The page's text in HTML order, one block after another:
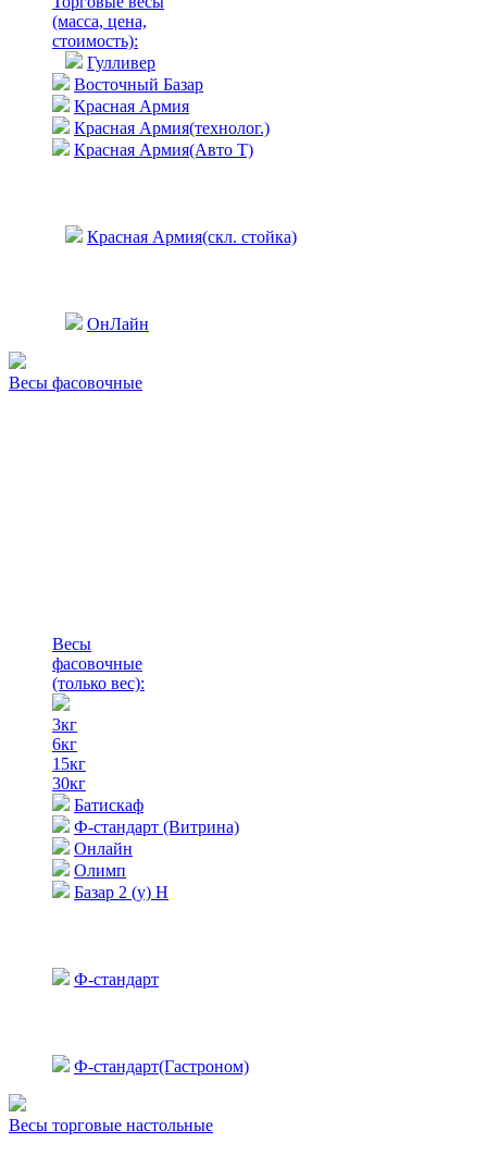
(масса, цена,
стоимость):
Гулливер
Восточный Базар
Красная Армия
Красная Армия(технолог.)
Красная Армия(Авто Т)
Красная Армия(скл. стойка)
ОнЛайн
Весы фасовочные
Весы
фасовочные
(только вес):
3кг
6кг
15кг
30кг
Батискаф
Ф-стандарт (Витрина)
Онлайн
Олимп
Базар 2 (у) Н
Ф-стандарт
Ф-стандарт(Гастроном)
Весы торговые настольные